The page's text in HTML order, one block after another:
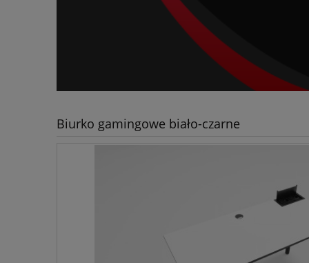
Biurko gamingowe biało-czarne